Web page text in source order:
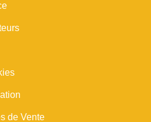
de Vente